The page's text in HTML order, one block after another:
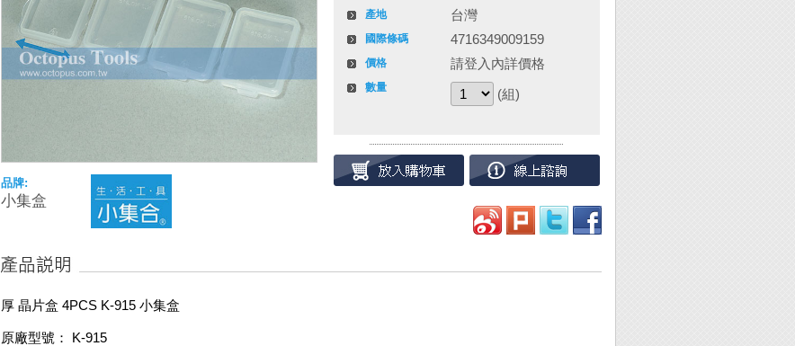
品牌:
小集盒
產地 台灣
國際條碼 4716349009159
價格 請登入內詳價格
數量 (組)
厚 晶片盒 4PCS K-915 小集盒
原廠型號： K-915